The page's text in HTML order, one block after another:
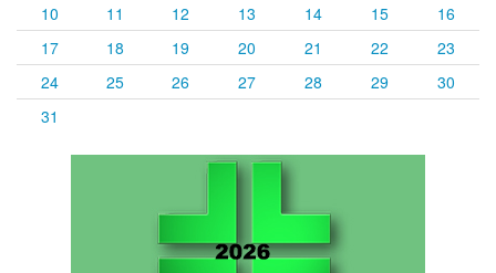
10
11 12 13 14 15
16
17
18 19 20 21 22
23
24
25 26 27 28 29
30
31